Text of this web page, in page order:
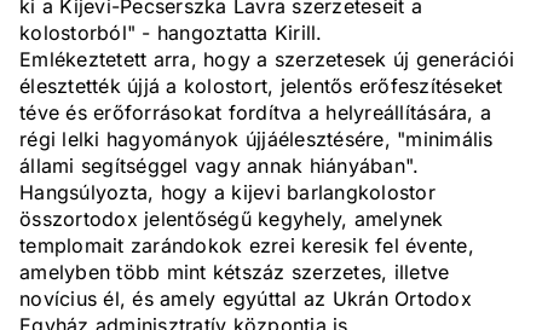
ki a Kijevi-Pecserszka Lavra szerzeteseit a
kolostorból" - hangoztatta Kirill.
Emlékeztetett arra, hogy a szerzetesek új generációi
élesztették újjá a kolostort, jelentős erőfeszítéseket
téve és erőforrásokat fordítva a helyreállítására, a
régi lelki hagyományok újjáélesztésére, "minimális
állami segítséggel vagy annak hiányában".
Hangsúlyozta, hogy a kijevi barlangkolostor
összortodox jelentőségű kegyhely, amelynek
templomait zarándokok ezrei keresik fel évente,
amelyben több mint kétszáz szerzetes, illetve
novícius él, és amely egyúttal az Ukrán Ortodox